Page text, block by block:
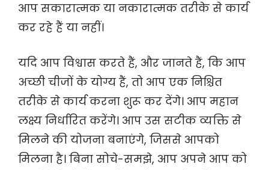
आप सकारात्मक या नकारात्मक तरीके से कार्य
कर रहे हैं या नहीं।
यदि आप विश्वास करते हैं, और जानते हैं, कि आप
अच्छी चीजों के योग्य हैं, तो आप एक निश्चित
तरीके से कार्य करना शुरू कर देंगे। आप महान
लक्ष्य निर्धारित करेंगे। आप उस सटीक व्यक्ति से
मिलने की योजना बनाएंगे, जिससे आपको
मिलना है। बिना सोचे-समझे, आप अपने आप को